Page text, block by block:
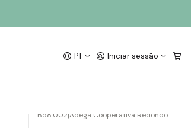
PT Iniciar sessão
B58.002|Adega Cooperativa Redondo